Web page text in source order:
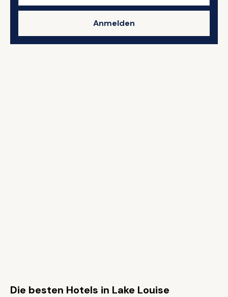
Anmelden
Die besten Hotels in Lake Louise